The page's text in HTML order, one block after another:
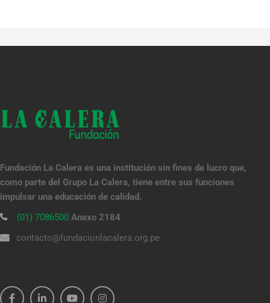
Fundación La Calera es una institución sin fines de lucro que,
como parte del Grupo La Calera, tiene entre sus funciones
impulsar una educación de calidad.
(01) 7086500 Anexo 2184
contacto@fundacionlacalera.org.pe